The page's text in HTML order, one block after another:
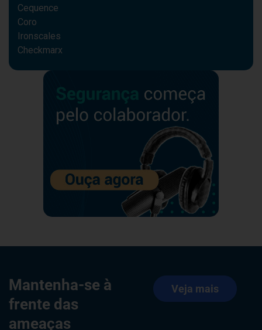
Cequence
Coro
Ironscales
Checkmarx
Mantenha-se à
frente das
ameaças
Veja mais